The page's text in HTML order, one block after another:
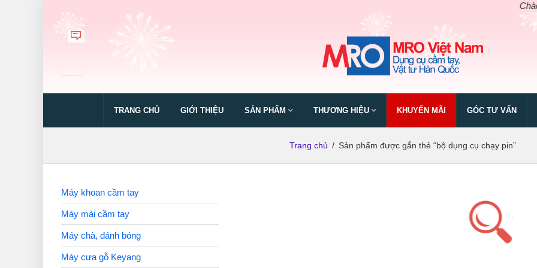
Chào
TRANG CHỦ GIỚI THIỆU SẢN PHẨM THƯƠNG HIỆU KHUYẾN MÃI GÓC TƯ VẤN
Trang chủ / Sản phẩm được gắn thẻ “bộ dụng cụ chạy pin”
Máy khoan cầm tay
Máy mài cầm tay
Máy chà, đánh bóng
Máy cưa gỗ Keyang